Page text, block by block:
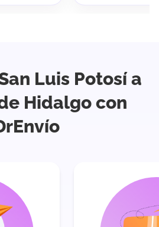
Luis Potosí a
Hidalgo con